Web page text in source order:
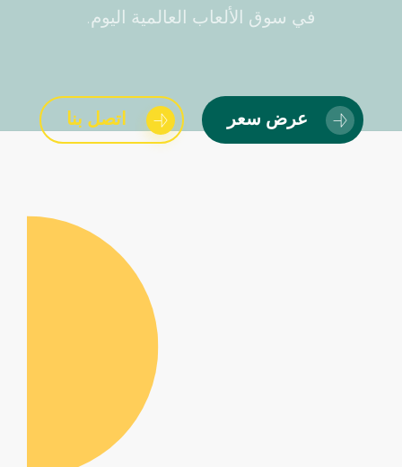
في سوق الألعاب العالمية اليوم.
اتصل بنا عرض سعر